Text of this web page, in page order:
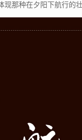
现那种在夕阳下航行的